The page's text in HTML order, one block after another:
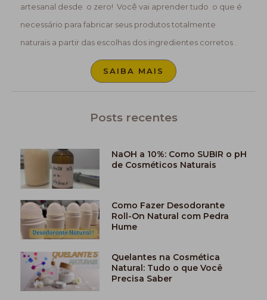
artesanal desde o zero! Você vai aprender tudo o que é
necessário para fabricar seus produtos totalmente
naturais a partir das escolhas dos ingredientes corretos .
SAIBA MAIS
Posts recentes
NaOH a 10%: Como SUBIR o pH
de Cosméticos Naturais
Como Fazer Desodorante
Roll-On Natural com Pedra
Hume
Quelantes na Cosmética
Natural: Tudo o que Você
Precisa Saber